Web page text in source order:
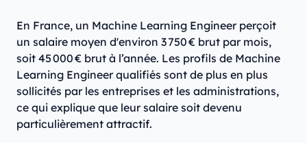
En France, un Machine Learning Engineer perçoit
un salaire moyen d'environ 3 750 € brut par mois,
soit 45 000 € brut à l’année. Les profils de Machine
Learning Engineer qualifiés sont de plus en plus
sollicités par les entreprises et les administrations,
ce qui explique que leur salaire soit devenu
particulièrement attractif.